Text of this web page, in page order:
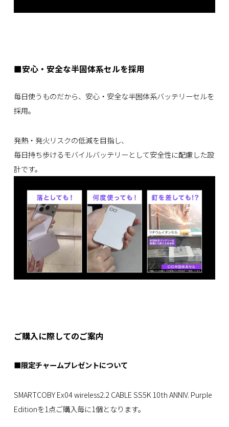
■安心・安全な半固体系セルを採用
毎日使うものだから、安心・安全な半固体系バッテリーセルを
採用。
発熱・発火リスクの低減を目指し、
毎日持ち歩けるモバイルバッテリーとして安全性に配慮した設
計です。
ご購入に際してのご案内
■限定チャームプレゼントについて
SMARTCOBY Ex04 wireless2.2 CABLE SS5K 10th ANNIV. Purple
Editionを1点ご購入毎に1個となります。